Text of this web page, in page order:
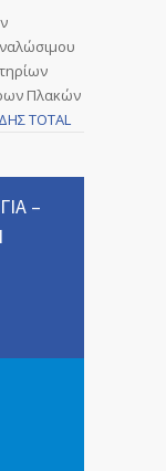
Πλακών
TOTAL
–